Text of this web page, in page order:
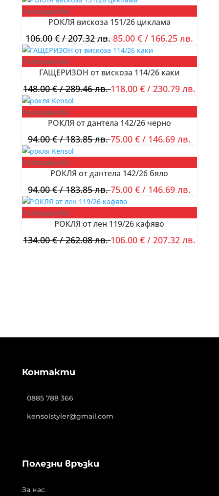
Разпродажба!
РОКЛЯ вискоза 151/26 циклама
106.00€/ 207.32 лв.85.00€ / 166.25 лв.
Разпродажба!
ГАЩЕРИЗОН от вискоза 114/26 каки
148.00€/ 289.46 лв.118.00€ / 230.79 лв.
Разпродажба!
РОКЛЯ от дантела 142/26 черно
94.00€/ 183.85 лв.75.00€ / 146.69 лв.
Разпродажба!
РОКЛЯ от дантела 142/26 бяло
94.00€/ 183.85 лв.75.00€ / 146.69 лв.
Разпродажба!
РОКЛЯ от лен 119/26 кафяво
134.00€/ 262.08 лв.106.00€ / 207.32 лв.
Контакти
0885 788 366
kensolstyler@gmail.com
Полезни връзки
За нас